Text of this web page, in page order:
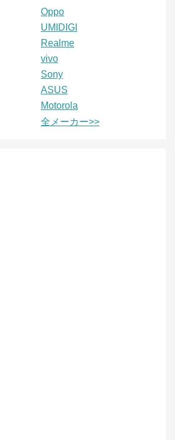
Oppo
UMIDIGI
Realme
vivo
Sony
ASUS
Motorola
全メーカー>>